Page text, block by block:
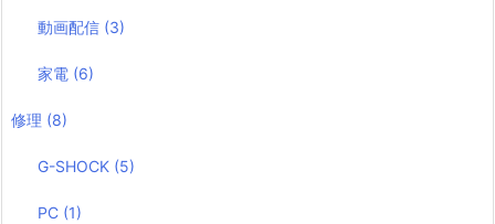
動画配信 (3)
家電 (6)
修理 (8)
G-SHOCK (5)
PC (1)